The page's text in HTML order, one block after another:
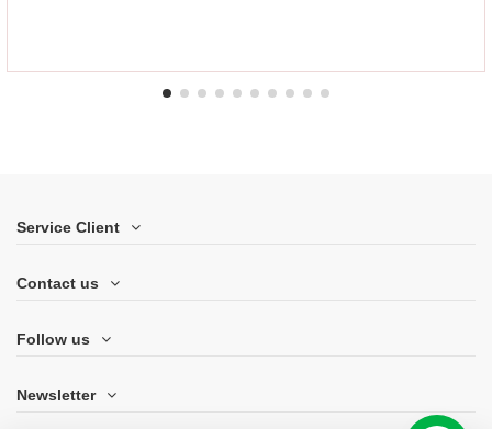
Service Client
Contact us
Follow us
Newsletter